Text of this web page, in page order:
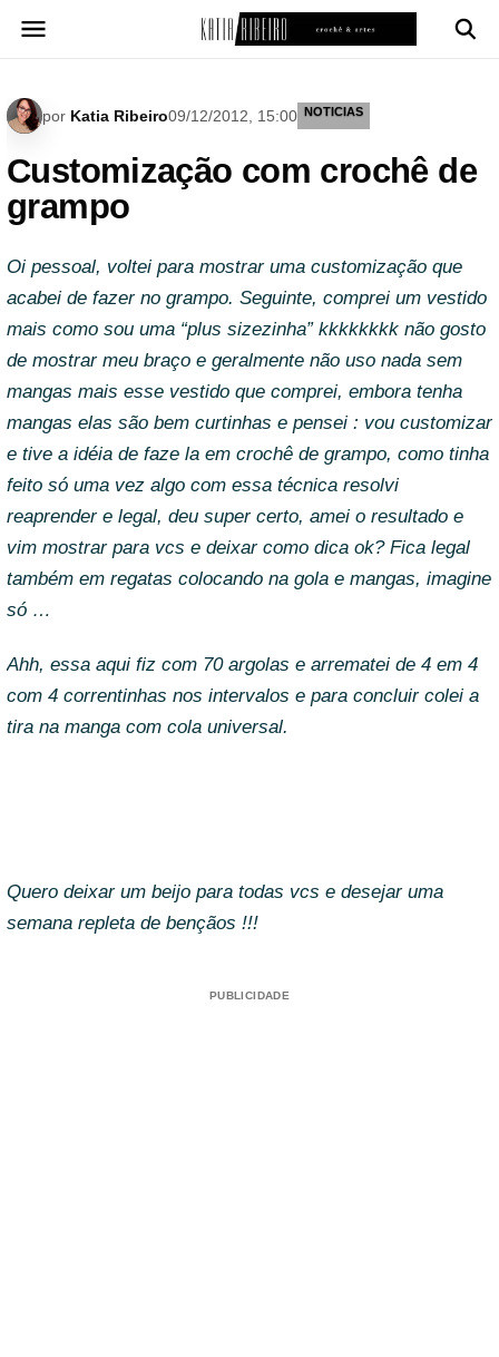
para
por Katia Ribeiro09/12/2012, 15:00 NOTICIAS
Customização com crochê de
grampo
Oi pessoal, voltei para mostrar uma customização que
acabei de fazer no grampo. Seguinte, comprei um vestido
mais como sou uma “plus sizezinha” kkkkkkkk não gosto
de mostrar meu braço e geralmente não uso nada sem
mangas mais esse vestido que comprei, embora tenha
mangas elas são bem curtinhas e pensei : vou customizar
e tive a idéia de faze la em crochê de grampo, como tinha
feito só uma vez algo com essa técnica resolvi
reaprender e legal, deu super certo, amei o resultado e
vim mostrar para vcs e deixar como dica ok? Fica legal
também em regatas colocando na gola e mangas, imagine
só …
Ahh, essa aqui fiz com 70 argolas e arrematei de 4 em 4
com 4 correntinhas nos intervalos e para concluir colei a
tira na manga com cola universal.
Quero deixar um beijo para todas vcs e desejar uma
semana repleta de bençãos !!!
PUBLICIDADE